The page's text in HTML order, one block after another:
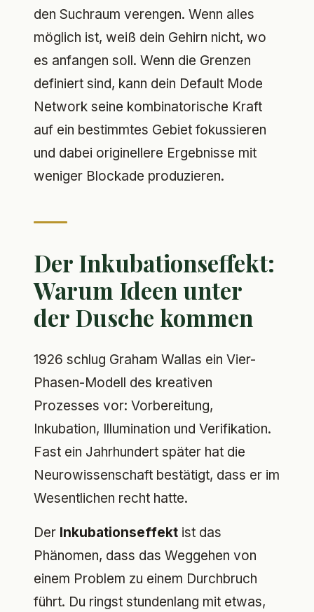
den Suchraum verengen. Wenn alles
möglich ist, weiß dein Gehirn nicht, wo
es anfangen soll. Wenn die Grenzen
definiert sind, kann dein Default Mode
Network seine kombinatorische Kraft
auf ein bestimmtes Gebiet fokussieren
und dabei originellere Ergebnisse mit
weniger Blockade produzieren.
Der Inkubationseffekt:
Warum Ideen unter
der Dusche kommen
1926 schlug Graham Wallas ein Vier-
Phasen-Modell des kreativen
Prozesses vor: Vorbereitung,
Inkubation, Illumination und Verifikation.
Fast ein Jahrhundert später hat die
Neurowissenschaft bestätigt, dass er im
Wesentlichen recht hatte.
Der Inkubationseffekt ist das
Phänomen, dass das Weggehen von
einem Problem zu einem Durchbruch
führt. Du ringst stundenlang mit etwas,